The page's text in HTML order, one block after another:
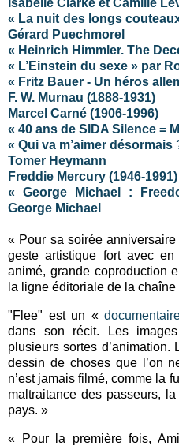
Isabelle Clarke et Camille
« La nuit des longs
Gérard Puechmorel
« Heinrich Himmler. The
« L’Einstein du sexe » par
« Fritz Bauer - Un héros
F. W. Murnau (1888-1931)
Marcel Carné (1906-1996)
« 40 ans de SIDA Silence =
« Qui va m’aimer
Tomer Heymann
Freddie Mercury (1946-1991)
« George Michael :
George Michael
« Pour sa soirée
geste artistique fort avec
animé, grande coproduction
la ligne éditoriale de la chaîne
"Flee" est un «
dans son récit. Les images
plusieurs sortes
dessin de choses que l’on
n’est jamais filmé, comme la
maltraitance des passeurs,
pays. »
« Pour la première fois,